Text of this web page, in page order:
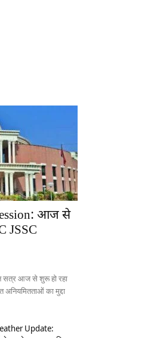
आज से
JSSC
सत्र आज से शुरू हो रहा
का मुद्दा
Update: